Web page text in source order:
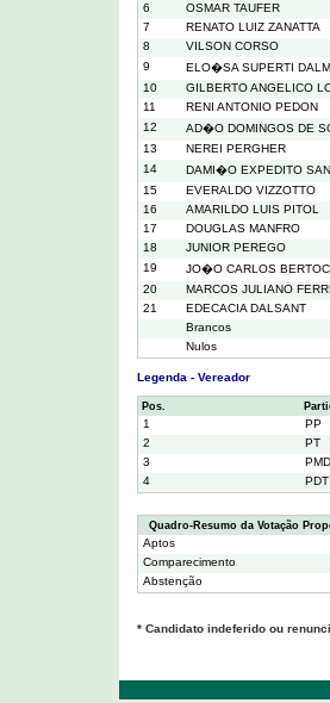
6
OSMAR TAUFER
7
RENATO LUIZ ZANATTA
8
VILSON CORSO
9
ELO�SA SUPERTI
10
GILBERTO ANGELICO
11
RENI ANTONIO PEDON
12
AD�O DOMINGOS DE
13
NEREI PERGHER
14
DAMI�O EXPEDITO
15
EVERALDO VIZZOTTO
16
AMARILDO LUIS PITOL
17
DOUGLAS MANFRO
18
JUNIOR PEREGO
19
JO�O CARLOS
20
MARCOS JULIANO
21
EDECACIA DALSANT
Brancos
Nulos
Legenda - Vereador
Pos.
1
PP
2
PT
3
4
PDT
Quadro-Resumo da Votação
Aptos
Comparecimento
Abstenção
* Candidato indeferido ou